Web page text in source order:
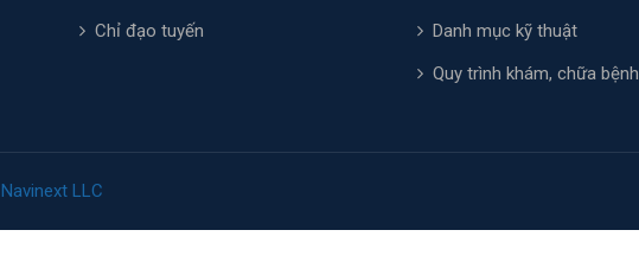
Chỉ đạo tuyến
Danh mục kỹ thuật
Quy trình khám, chữa bệnh
Navinext LLC